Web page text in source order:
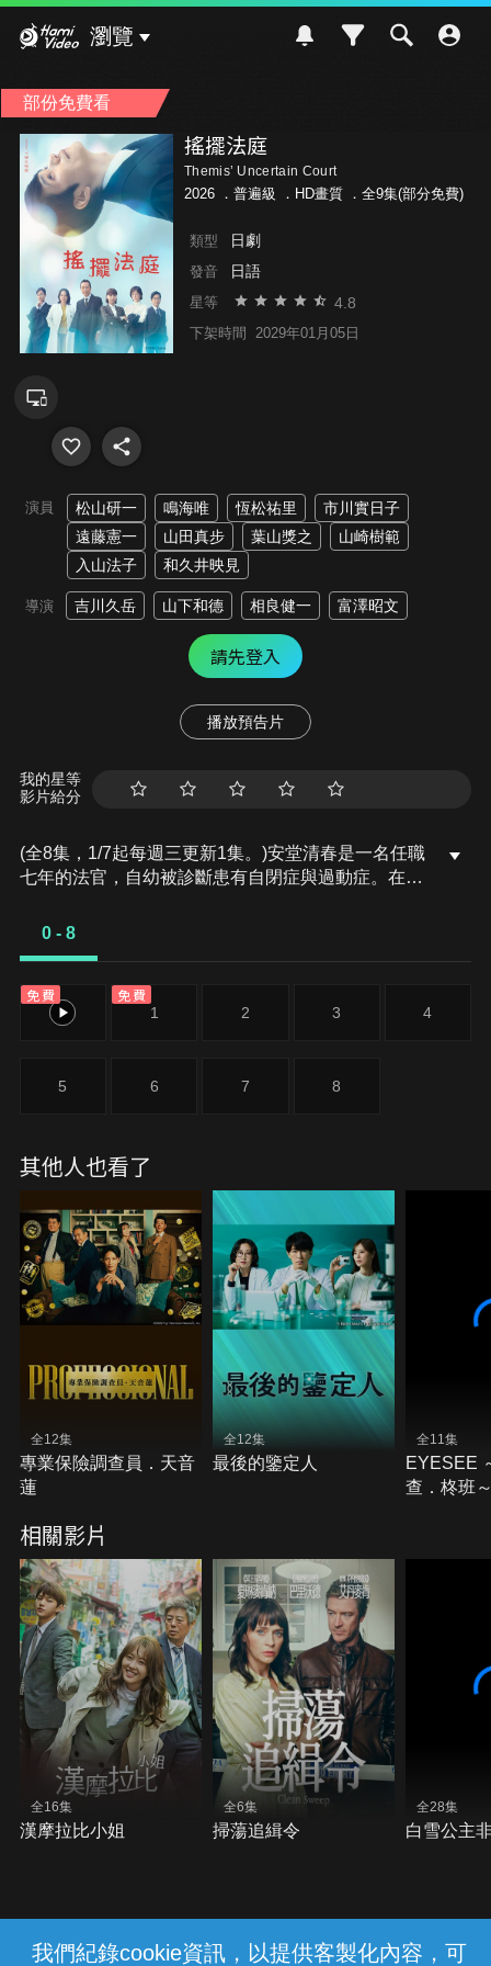
我們紀錄cookie資訊，以提供客製化內容，可
瀏覽
部份免費看
搖擺法庭
Themis’ Uncertain Court
2026 ． 普遍級 ．HD畫質 ．全9集(部分免費)
類型 日劇
發音 日語
星等 4.8
下架時間 2029年01月05日
演員 松山研一 鳴海唯 恆松祐里
市川實日子
遠藤憲一
山田真步 葉山獎之
山崎樹範
入山法子
和久井映見
導演 吉川久岳 山下和德 相良健一 富澤昭文
請先登入
播放預告片
我的星等
影片給分
(全8集，1/7起每週三更新1集。)安堂清春是一名任職
七年的法官，自幼被診斷患有自閉症與過動症。在醫
習如何與他人溝通、融入社會。也正因這些特質，讓
必須不斷與自身的衝動與「執著」對抗。
0 - 8
免費
0
免費
1 2 3 4
5 6 7 8
其他人也看了
全12集
專業保險調查員．天音
蓮
全12集
最後的鑒定人
全11集
EYESEE
查．柊班
相關影片
全16集
漢摩拉比小姐
全6集
掃蕩追緝令
全28集
白雪公主
{{notifyMsg}}